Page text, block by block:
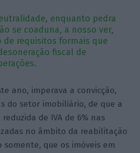
enquanto pedra
se coaduna, a nosso ver,
de requisitos formais que
fiscal de
ano, imperava a convicção,
do setor imobiliário, de que a
de IVA de 6% nas
no âmbito da reabilitação
somente, que os imóveis em